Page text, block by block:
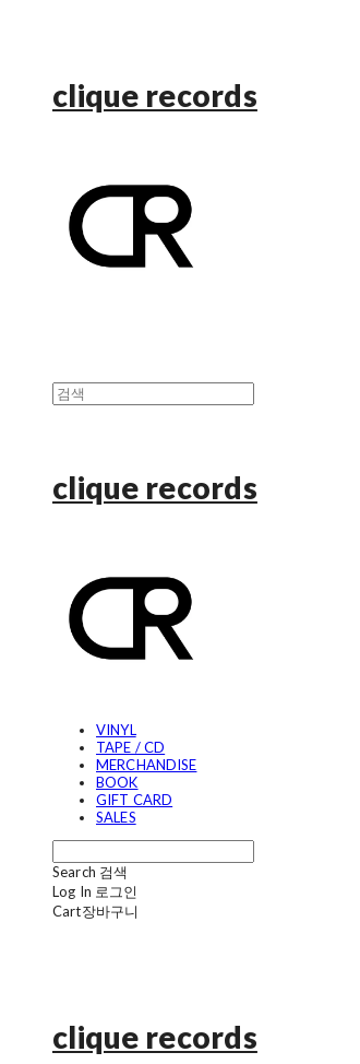
clique records
clique records
VINYL
TAPE / CD
MERCHANDISE
BOOK
GIFT CARD
SALES
Search 검색
Log In 로그인
Cart장바구니
clique records